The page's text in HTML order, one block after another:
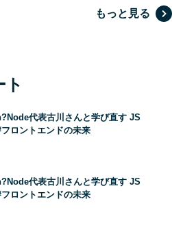
もっと見る
代表古川さんと学び直す JS
ロントエンドの未来
代表古川さんと学び直す JS
ロントエンドの未来